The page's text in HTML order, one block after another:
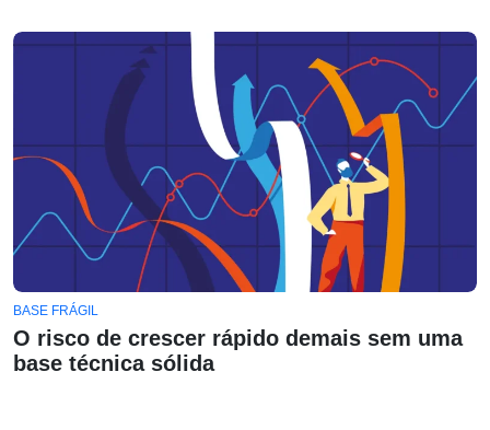
BASE FRÁGIL
O risco de crescer rápido demais sem uma
base técnica sólida